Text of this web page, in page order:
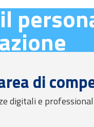
di
digitali e